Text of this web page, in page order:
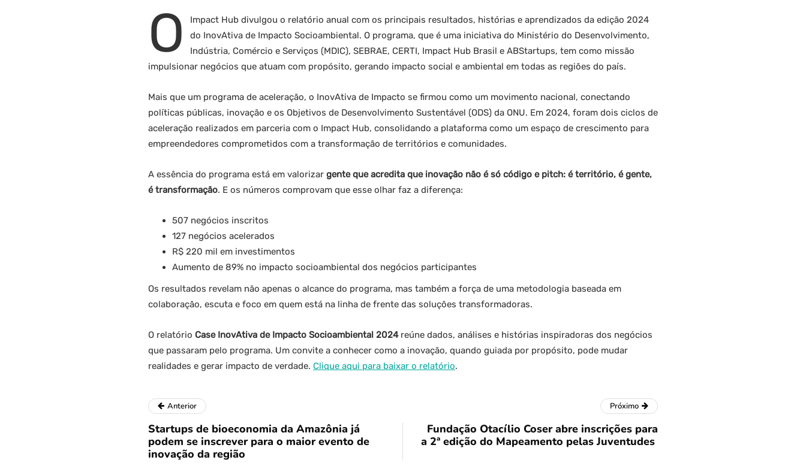
O
Impact Hub divulgou o relatório anual com os principais resultados, histórias e aprendizados da edição 2024
do InovAtiva de Impacto Socioambiental. O programa, que é uma iniciativa do Ministério do Desenvolvimento,
Indústria, Comércio e Serviços (MDIC), SEBRAE, CERTI, Impact Hub Brasil e ABStartups, tem como missão
impulsionar negócios que atuam com propósito, gerando impacto social e ambiental em todas as regiões do país.
Mais que um programa de aceleração, o InovAtiva de Impacto se firmou como um movimento nacional, conectando
políticas públicas, inovação e os Objetivos de Desenvolvimento Sustentável (ODS) da ONU. Em 2024, foram dois ciclos de
aceleração realizados em parceria com o Impact Hub, consolidando a plataforma como um espaço de crescimento para
empreendedores comprometidos com a transformação de territórios e comunidades.
A essência do programa está em valorizar gente que acredita que inovação não é só código e pitch: é território, é gente,
é transformação. E os números comprovam que esse olhar faz a diferença:
507 negócios inscritos
127 negócios acelerados
R$ 220 mil em investimentos
Aumento de 89% no impacto socioambiental dos negócios participantes
Os resultados revelam não apenas o alcance do programa, mas também a força de uma metodologia baseada em
colaboração, escuta e foco em quem está na linha de frente das soluções transformadoras.
O relatório Case InovAtiva de Impacto Socioambiental 2024reúne dados, análises e histórias inspiradoras dos negócios
que passaram pelo programa. Um convite a conhecer como a inovação, quando guiada por propósito, pode mudar
realidades e gerar impacto de verdade. Clique aqui para baixar o relatório.
Anterior
Startups de bioeconomia da Amazônia já
podem se inscrever para o maior evento de
inovação da região
Próximo
Fundação Otacílio Coser abre inscrições para
a 2ª edição do Mapeamento pelas Juventudes